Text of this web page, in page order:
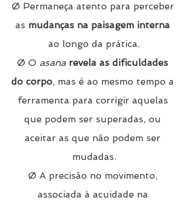
Ø Permaneça atento para perceber
as mudanças na paisagem interna
ao longo da prática.
Ø O asana revela as dificuldades
do corpo, mas é ao mesmo tempo a
ferramenta para corrigir aquelas
que podem ser superadas, ou
aceitar as que não podem ser
mudadas.
Ø A precisão no movimento,
associada à acuidade na